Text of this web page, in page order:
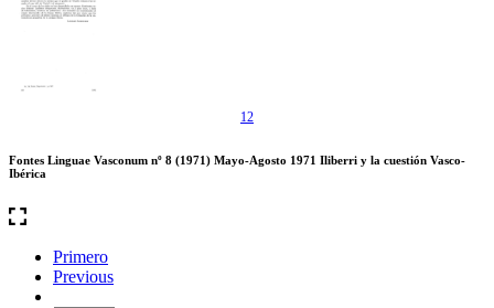
12
Fontes Linguae Vasconum nº 8 (1971) Mayo-Agosto 1971 Iliberri y la cuestión Vasco-
Ibérica
Primero
Previous